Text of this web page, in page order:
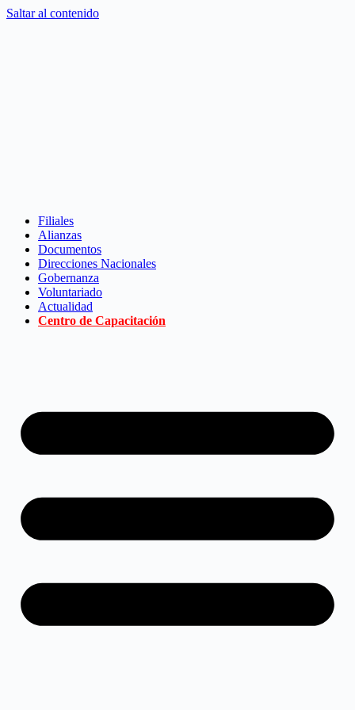
Saltar al contenido
Filiales
Alianzas
Documentos
Direcciones Nacionales
Gobernanza
Voluntariado
Actualidad
Centro de Capacitación